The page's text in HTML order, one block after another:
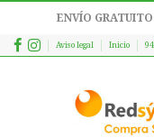
ENVÍO
Aviso legal Inicio